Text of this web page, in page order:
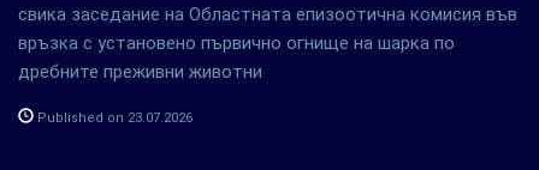
свика заседание на Областната епизоотична комисия във
връзка с установено първично огнище на шарка по
дребните преживни животни
Published on 23.07.2026